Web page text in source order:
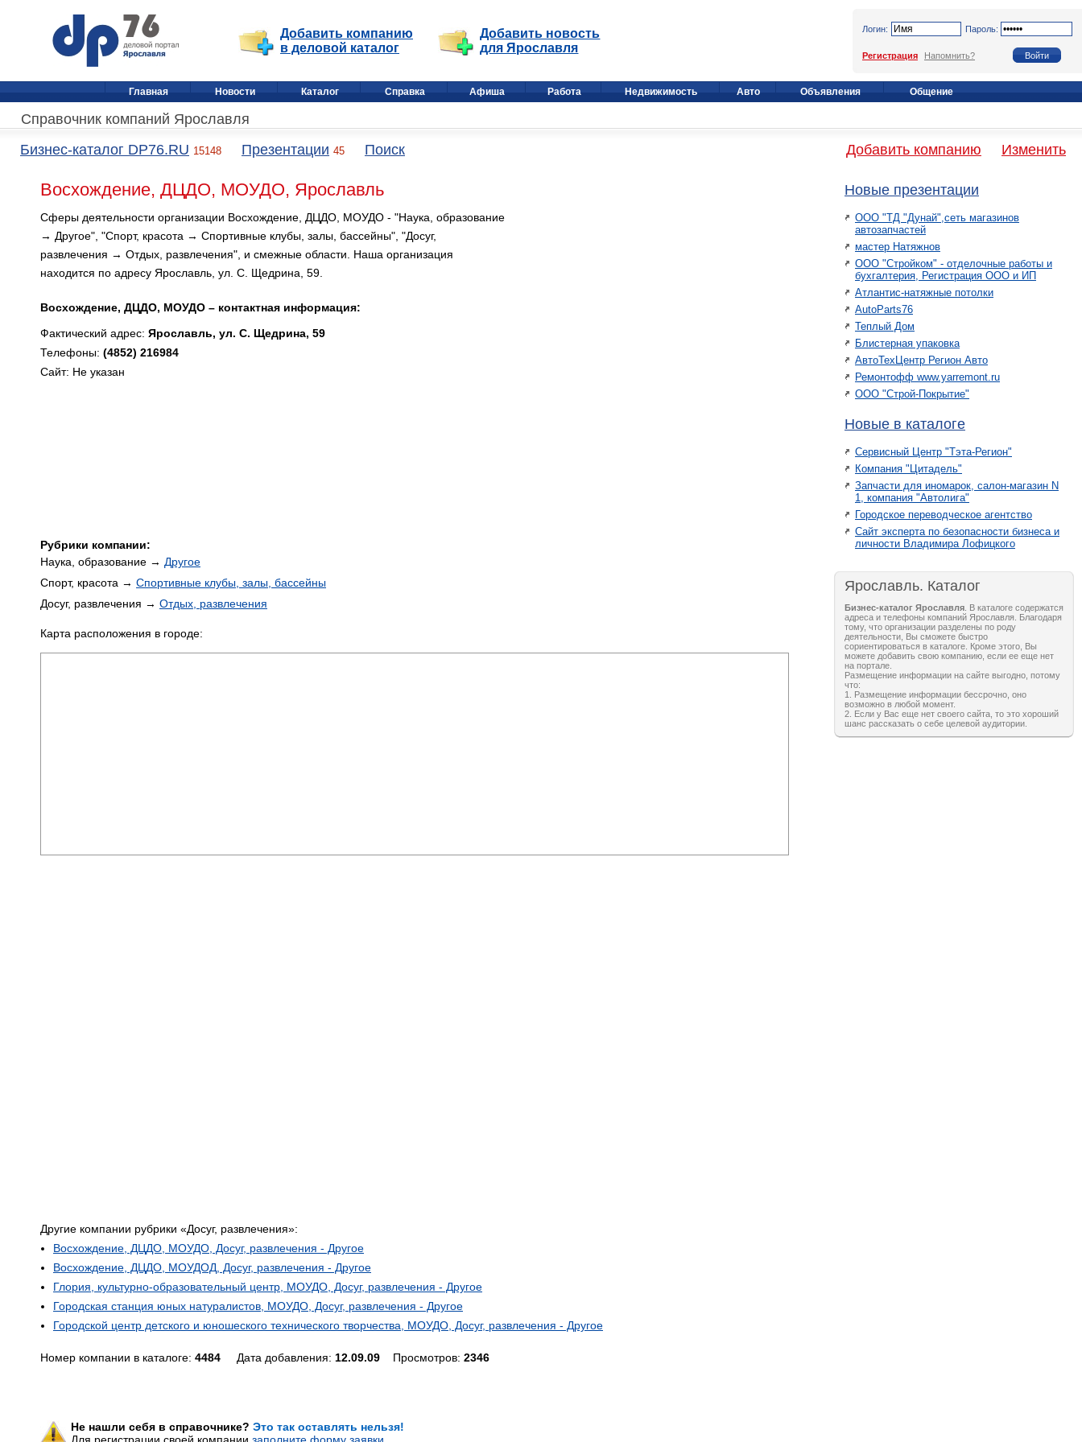
Добавить компанию
в деловой каталог
Добавить новость
для Ярославля
Логин: Пароль:
Регистрация Напомнить?
Главная Новости Каталог Справка Афиша Работа Недвижимость Авто Объявления Общение
Справочник компаний Ярославля
Бизнес-каталог DP76.RU 15148 Презентации 45 Поиск Добавить компанию Изменить
Восхождение, ДЦДО, МОУДО, Ярославль
Сферы деятельности организации Восхождение, ДЦДО, МОУДО - "Наука, образование
→ Другое", "Спорт, красота → Спортивные клубы, залы, бассейны", "Досуг,
развлечения → Отдых, развлечения", и смежные области. Наша организация
находится по адресу Ярославль, ул. С. Щедрина, 59.
Восхождение, ДЦДО, МОУДО – контактная информация:
Фактический адрес: Ярославль, ул. С. Щедрина, 59
Телефоны: (4852) 216984
Сайт: Не указан
Рубрики компании:
Наука, образование → Другое
Спорт, красота → Спортивные клубы, залы, бассейны
Досуг, развлечения → Отдых, развлечения
Карта расположения в городе:
Другие компании рубрики «Досуг, развлечения»:
Восхождение, ДЦДО, МОУДО, Досуг, развлечения - Другое
Восхождение, ДЦДО, МОУДОД, Досуг, развлечения - Другое
Глория, культурно-образовательный центр, МОУДО, Досуг, развлечения - Другое
Городская станция юных натуралистов, МОУДО, Досуг, развлечения - Другое
Городской центр детского и юношеского технического творчества, МОУДО, Досуг, развлечения - Другое
Номер компании в каталоге: 4484 Дата добавления: 12.09.09 Просмотров: 2346
Не нашли себя в справочнике? Это так оставлять нельзя!
Новые презентации
ООО "ТД "Дунай",сеть магазинов
автозапчастей
мастер Натяжнов
ООО "Стройком" - отделочные работы и
бухгалтерия, Регистрация ООО и ИП
Атлантис-натяжные потолки
AutoParts76
Теплый Дом
Блистерная упаковка
АвтоТехЦентр Регион Авто
Ремонтофф www.yarremont.ru
ООО "Строй-Покрытие"
Новые в каталоге
Сервисный Центр "Тэта-Регион"
Компания "Цитадель"
Запчасти для иномарок, салон-магазин N
1, компания "Автолига"
Городское переводческое агентство
Сайт эксперта по безопасности бизнеса и
личности Владимира Лофицкого
Ярославль. Каталог
Бизнес-каталог Ярославля . В каталоге содержатся
адреса и телефоны компаний Ярославля. Благодаря
тому, что организации разделены по роду
деятельности, Вы сможете быстро
сориентироваться в каталоге. Кроме этого, Вы
можете добавить свою компанию, если ее еще нет
на портале.
Размещение информации на сайте выгодно, потому
что:
1. Размещение информации бессрочно, оно
возможно в любой момент.
2. Если у Вас еще нет своего сайта, то это хороший
шанс рассказать о себе целевой аудитории.